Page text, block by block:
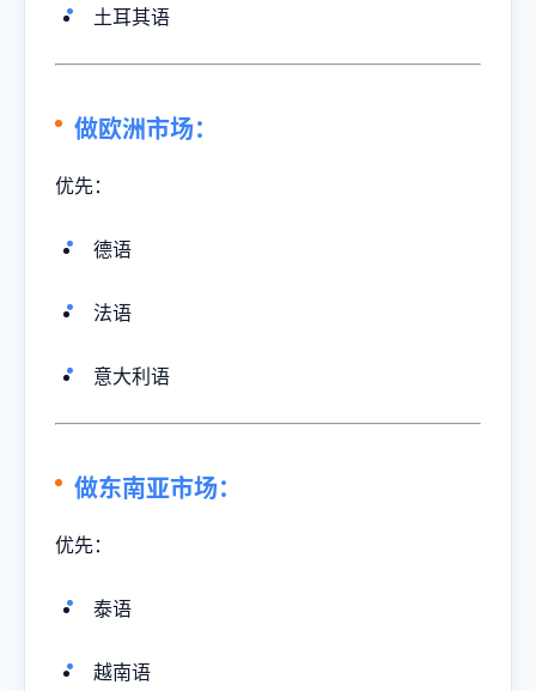
土耳其语
做欧洲市场：
优先：
德语
法语
意大利语
做东南亚市场：
优先：
泰语
越南语